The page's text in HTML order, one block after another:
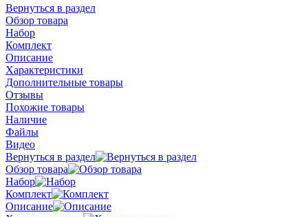
Вернуться в раздел
Обзор товара
Набор
Комплект
Описание
Характеристики
Дополнительные товары
Отзывы
Похожие товары
Наличие
Файлы
Видео
Вернуться в раздел
Обзор товара
Набор
Комплект
Описание